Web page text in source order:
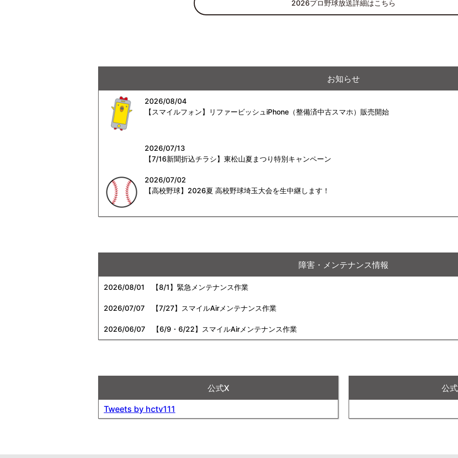
2026プロ野球放送詳細はこちら
お知らせ
2026/08/04
【スマイルフォン】リファービッシュiPhone（整備済中古スマホ）販売開始
2026/07/13
【7/16新聞折込チラシ】東松山夏まつり特別キャンペーン
2026/07/02
【高校野球】2026夏 高校野球埼玉大会を生中継します！
障害・メンテナンス情報
2026/08/01 【8/1】緊急メンテナンス作業
2026/07/07 【7/27】スマイルAirメンテナンス作業
2026/06/07 【6/9・6/22】スマイルAirメンテナンス作業
公式X
Tweets by hctv111
公